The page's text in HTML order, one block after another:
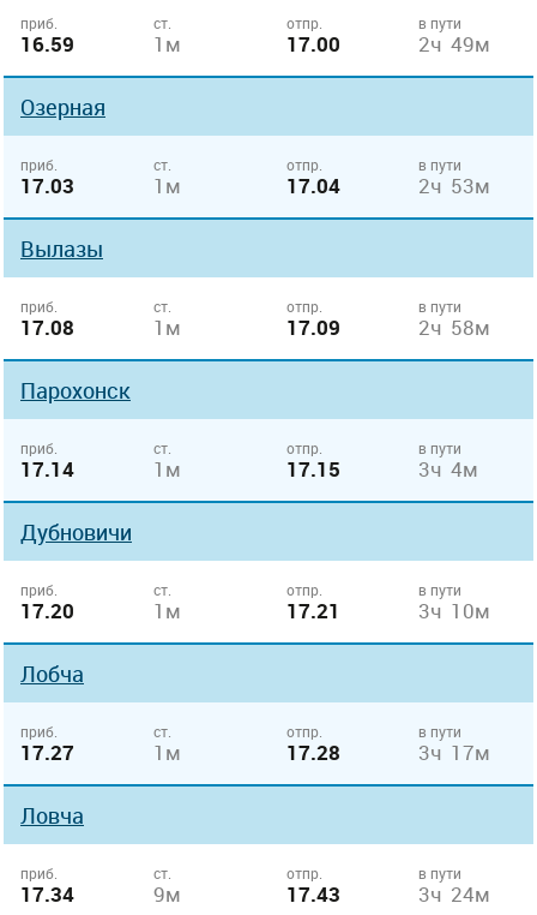
приб.
16.59
ст.
1м
отпр.
17.00
в пути
2ч 49м
Озерная
приб.
17.03
ст.
1м
отпр.
17.04
в пути
2ч 53м
Вылазы
приб.
17.08
ст.
1м
отпр.
17.09
в пути
2ч 58м
Парохонск
приб.
17.14
ст.
1м
отпр.
17.15
в пути
3ч 4м
Дубновичи
приб.
17.20
ст.
1м
отпр.
17.21
в пути
3ч 10м
Лобча
приб.
17.27
ст.
1м
отпр.
17.28
в пути
3ч 17м
Ловча
приб.
17.34
ст.
9м
отпр.
17.43
в пути
3ч 24м